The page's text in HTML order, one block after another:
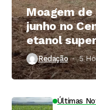
Moagem de
junho no
etanol
Redação 5
Últimas